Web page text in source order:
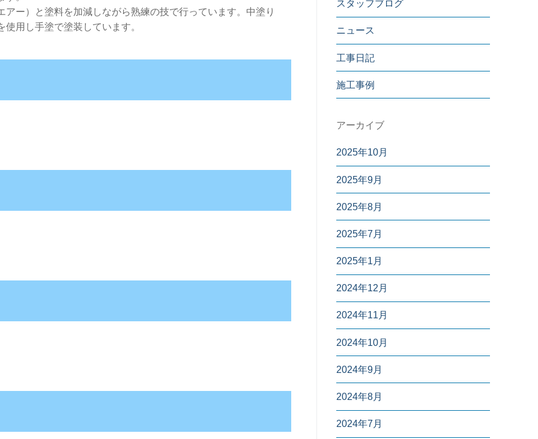
ー）と塗料を加減しながら熟練の技で行っています。中塗り
用し手塗で塗装しています。
スタッフブログ
ニュース
工事日記
施工事例
アーカイブ
2025年10月
2025年9月
2025年8月
2025年7月
2025年1月
2024年12月
2024年11月
2024年10月
2024年9月
2024年8月
2024年7月